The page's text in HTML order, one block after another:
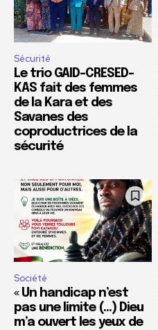
Sécurité
Le trio GAID-CRESED-
KAS fait des femmes
de la Kara et des
Savanes des
coproductrices de la
sécurité
Société
« Un handicap n’est
pas une limite (…) Dieu
m’a ouvert les yeux de